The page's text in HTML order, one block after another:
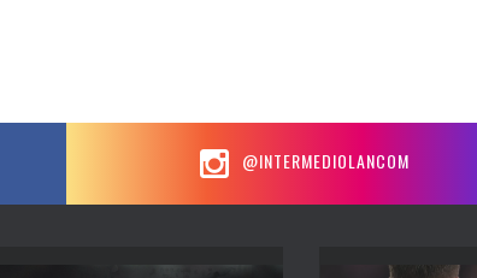
@INTERMEDIOLANCOM